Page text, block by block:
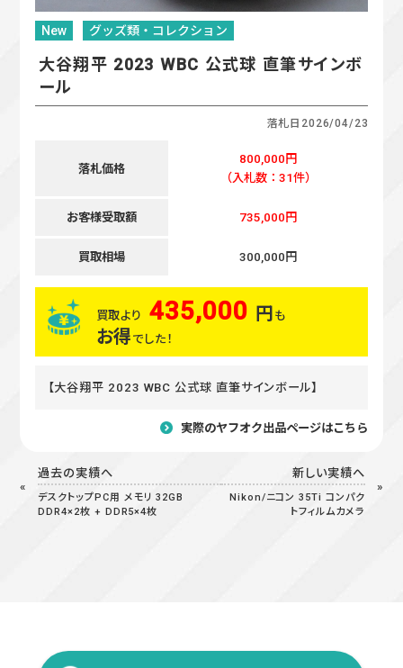
New グッズ類・コレクション
大谷翔平 2023 WBC 公式球 直筆サインボ
ール
落札日 2026/04/23
落札価格
800,000円
（入札数：31件）
お客様受取額 735,000円
買取相場 300,000円
買取より 435,000 円 も
お得 でした！
【大谷翔平 2023 WBC 公式球 直筆サインボール】
実際のヤフオク出品ページはこちら
過去の実績へ
デスクトップPC用 メモリ 32GB
DDR4×2枚 + DDR5×4枚
新しい実績へ
Nikon/ニコン 35Ti コンパク
トフィルムカメラ